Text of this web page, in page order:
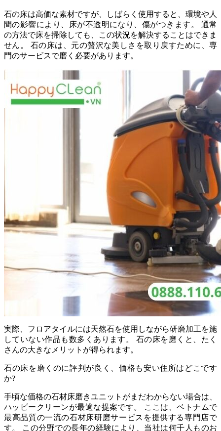
石の床は高価な素材ですが、しばらく使用すると、環境や人
間の影響により、床が不透明になり、傷がつきます。 通常
の方法で床を掃除しても、この状況を解決することはできま
せん。 石の床は、元の贅沢な美しさを取り戻すために、専
門のサービスで磨く必要があります。
実際、フロアタイルには天然石を使用しながら研磨加工を施
していない作品も数多くあります。 石の床を磨くと、たく
さんの大きなメリットが得られます。
石の床を磨くのに評判が良く、価格も安い住所はどこです
か?
手頃な価格の石材床磨きユニットがまだわからない場合は、
ハッピークリーンが最適な提案です。 ここは、ベトナムで
最高品質の一流の石材床研磨サービスを提供する専門店で
す。 この分野での長年の経験により、当社は何千人ものお